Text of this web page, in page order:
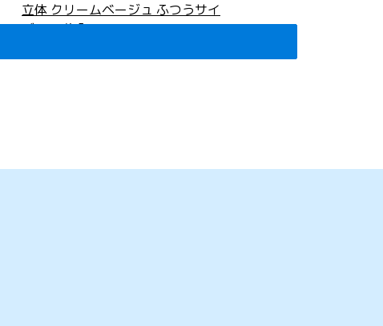
立体 クリームベージュ ふつうサイ
ズ 20枚入